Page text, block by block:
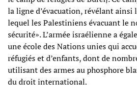
la ligne d’évacuation, révélant ainsi
lequel les Palestiniens évacuant le
sécurité». L’armée israélienne a
une école des Nations unies qui
réfugiés et d’enfants, dont de
utilisant des armes au phosphore
du droit international.